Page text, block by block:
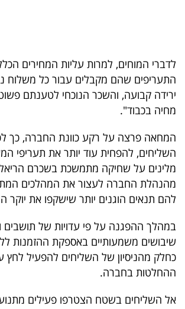
5
המילון
הכלכלי
40
UNDER
40
שיתופי
פעולה
לדברי המוחים, למרות עליות המחירים
התעריפים שהם מקבלים עבור כל משלוח
ירידה קבועה, והשכר הנוכחי לטענתם
מחיה בכבוד".
המחאה פרצה על רקע כוונת החברה, כך
השליחים, להפחית עוד יותר את תעריפי
מלינים על שחיקה מתמשכת בשכרם
מהנהלת החברה לעצור את המהלכים
להם תנאים הוגנים יותר שישקפו את יוקר
במהלך ההפגנה על פי עדויות של תושבים
שיבושים משמעותיים באספקת ההזמנות
כחלק מהניסיון של השליחים להפעיל לחץ
ההחלטות בחברה.
אל השליחים בשטח הצטרפו פעילים